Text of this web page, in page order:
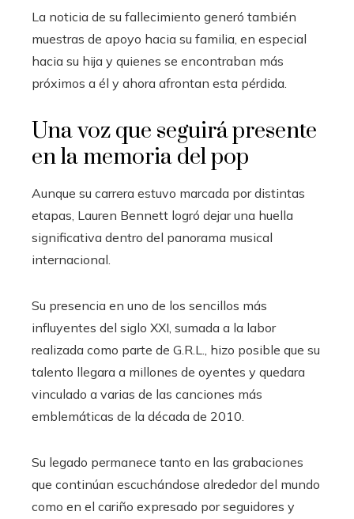
La noticia de su fallecimiento generó también
muestras de apoyo hacia su familia, en especial
hacia su hija y quienes se encontraban más
próximos a él y ahora afrontan esta pérdida.
Una voz que seguirá presente
en la memoria del pop
Aunque su carrera estuvo marcada por distintas
etapas, Lauren Bennett logró dejar una huella
significativa dentro del panorama musical
internacional.
Su presencia en uno de los sencillos más
influyentes del siglo XXI, sumada a la labor
realizada como parte de G.R.L., hizo posible que su
talento llegara a millones de oyentes y quedara
vinculado a varias de las canciones más
emblemáticas de la década de 2010.
Su legado permanece tanto en las grabaciones
que continúan escuchándose alrededor del mundo
como en el cariño expresado por seguidores y